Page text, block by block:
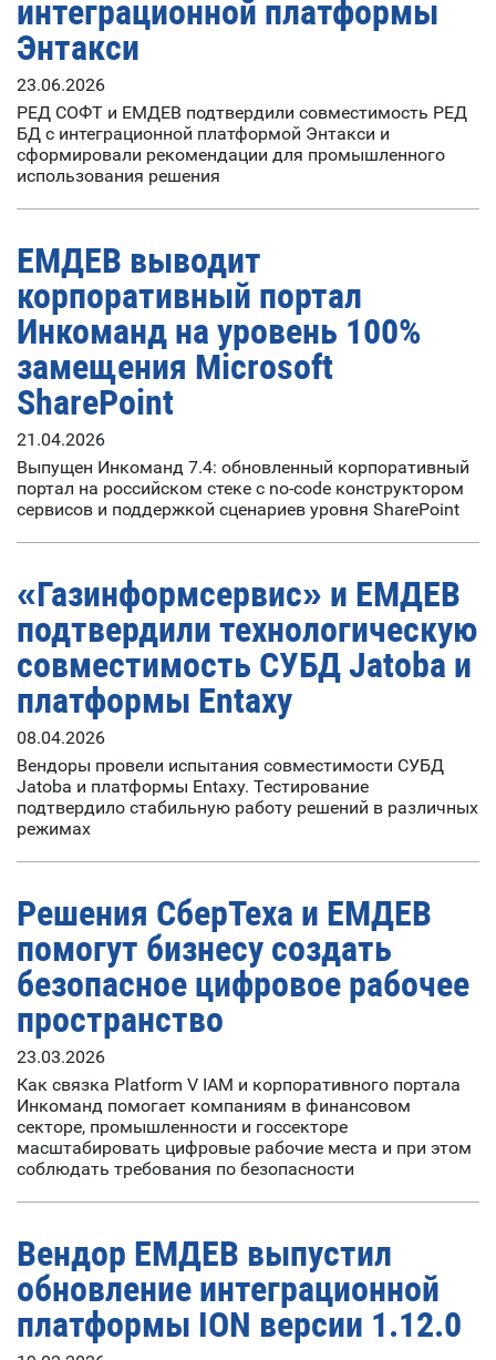
интеграционной платформы
Энтакси
23.06.2026
РЕД СОФТ и ЕМДЕВ подтвердили совместимость РЕД
БД с интеграционной платформой Энтакси и
сформировали рекомендации для промышленного
использования решения
ЕМДЕВ выводит
корпоративный портал
Инкоманд на уровень 100%
замещения Microsoft
SharePoint
21.04.2026
Выпущен Инкоманд 7.4: обновленный корпоративный
портал на российском стеке с no-code конструктором
сервисов и поддержкой сценариев уровня SharePoint
«Газинформсервис» и ЕМДЕВ
подтвердили технологическую
совместимость СУБД Jatoba и
платформы Entaxy
08.04.2026
Вендоры провели испытания совместимости СУБД
Jatoba и платформы Entaxy. Тестирование
подтвердило стабильную работу решений в различных
режимах
Решения СберТеха и ЕМДЕВ
помогут бизнесу создать
безопасное цифровое рабочее
пространство
23.03.2026
Как связка Platform V IAM и корпоративного портала
Инкоманд помогает компаниям в финансовом
секторе, промышленности и госсекторе
масштабировать цифровые рабочие места и при этом
соблюдать требования по безопасности
Вендор ЕМДЕВ выпустил
обновление интеграционной
платформы ION версии 1.12.0